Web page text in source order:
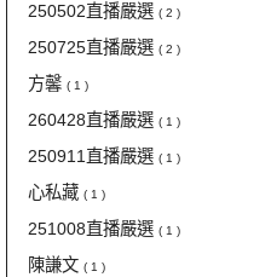
250502直播嚴選 ( 2 )
250725直播嚴選 ( 2 )
方馨 ( 1 )
260428直播嚴選 ( 1 )
250911直播嚴選 ( 1 )
心私藏 ( 1 )
251008直播嚴選 ( 1 )
陳謙文 ( 1 )